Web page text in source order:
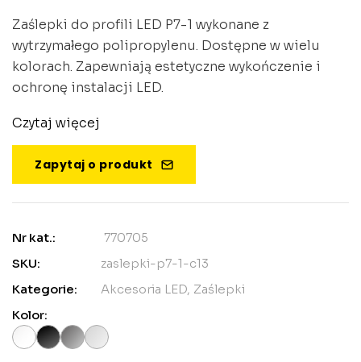
Zaślepki do profili LED P7-1 wykonane z
wytrzymałego polipropylenu. Dostępne w wielu
kolorach. Zapewniają estetyczne wykończenie i
ochronę instalacji LED.
Czytaj więcej
Zapytaj o produkt
Nr kat.:
770705
SKU:
zaslepki-p7-1-c13
Kategorie:
Akcesoria LED, Zaślepki
Kolor: